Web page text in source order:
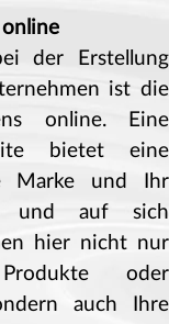
der Erstellung
ist die
online. Eine
bietet eine
Marke und Ihr
und auf sich
hier nicht nur
oder
auch Ihre